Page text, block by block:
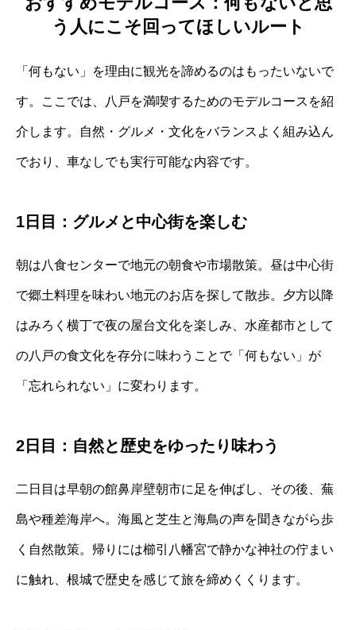
う人にこそ回ってほしいルート
「何もない」を理由に観光を諦めるのはもったいないで
す。ここでは、八戸を満喫するためのモデルコースを紹
介します。自然・グルメ・文化をバランスよく組み込ん
でおり、車なしでも実行可能な内容です。
1日目：グルメと中心街を楽しむ
朝は八食センターで地元の朝食や市場散策。昼は中心街
で郷土料理を味わい地元のお店を探して散歩。夕方以降
はみろく横丁で夜の屋台文化を楽しみ、水産都市として
の八戸の食文化を存分に味わうことで「何もない」が
「忘れられない」に変わります。
2日目：自然と歴史をゆったり味わう
二日目は早朝の館鼻岸壁朝市に足を伸ばし、その後、蕪
島や種差海岸へ。海風と芝生と海鳥の声を聞きながら歩
く自然散策。帰りには櫛引八幡宮で静かな神社の佇まい
に触れ、根城で歴史を感じて旅を締めくくります。